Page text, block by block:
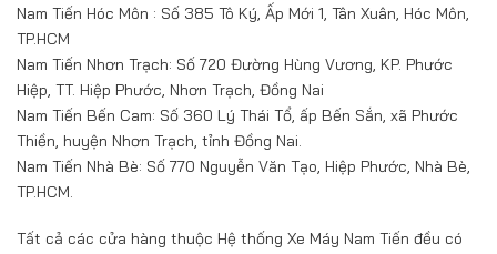
Nam Tiến Hóc Môn : Số 385 Tô Ký, Ấp Mới 1, Tân Xuân, Hóc Môn,
TP.HCM
Nam Tiến Nhơn Trạch: Số 720 Đường Hùng Vương, KP. Phước
Hiệp, TT. Hiệp Phước, Nhơn Trạch, Đồng Nai
Nam Tiến Bến Cam: Số 360 Lý Thái Tổ, ấp Bến Sắn, xã Phước
Thiền, huyện Nhơn Trạch, tỉnh Đồng Nai.
Nam Tiến Nhà Bè: Số 770 Nguyễn Văn Tạo, Hiệp Phước, Nhà Bè,
TP.HCM.
Tất cả các cửa hàng thuộc Hệ thống Xe Máy Nam Tiến đều có